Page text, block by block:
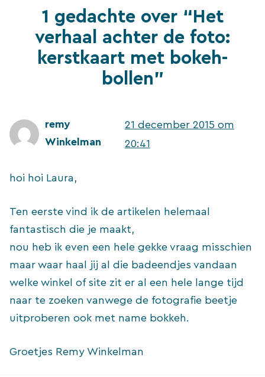
1 gedachte over “Het
verhaal achter de foto:
kerstkaart met bokeh-
bollen”
remy
Winkelman
21 december 2015 om
20:41
hoi hoi Laura,
Ten eerste vind ik de artikelen helemaal
fantastisch die je maakt,
nou heb ik even een hele gekke vraag misschien
maar waar haal jij al die badeendjes vandaan
welke winkel of site zit er al een hele lange tijd
naar te zoeken vanwege de fotografie beetje
uitproberen ook met name bokkeh.
Groetjes Remy Winkelman